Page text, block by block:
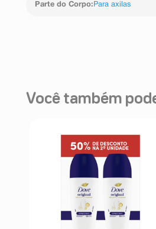
Parte do Corpo: Para axilas
Você também